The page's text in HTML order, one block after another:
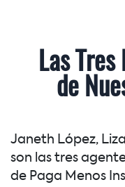
Las
de
Janeth López,
son las tres
de Paga Menos